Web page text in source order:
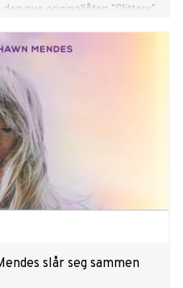
nye originallåten "Glittery"
Dette projektet er uten tvil
startet som en liten idé en
noe jeg er så stolt av. Noen
musikalske gjester er med
bestemor. Visjonen min var
til liv og skape noe
Det er en nostaligisk
høytidene. Det er inderlig,
kan ikke vente med å
Musgraves: 6x Grammy
slår seg sammen